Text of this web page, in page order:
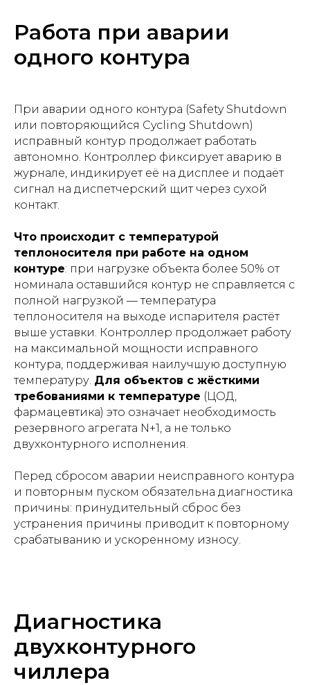
Работа при аварии
одного контура
При аварии одного контура (Safety Shutdown
или повторяющийся Cycling Shutdown)
исправный контур продолжает работать
автономно. Контроллер фиксирует аварию в
журнале, индикирует её на дисплее и подаёт
сигнал на диспетчерский щит через сухой
контакт.
Что происходит с температурой
теплоносителя при работе на одном
контуре: при нагрузке объекта более 50% от
номинала оставшийся контур не справляется с
полной нагрузкой — температура
теплоносителя на выходе испарителя растёт
выше уставки. Контроллер продолжает работу
на максимальной мощности исправного
контура, поддерживая наилучшую доступную
температуру. Для объектов с жёсткими
требованиями к температуре (ЦОД,
фармацевтика) это означает необходимость
резервного агрегата N+1, а не только
двухконтурного исполнения.
Перед сбросом аварии неисправного контура
и повторным пуском обязательна диагностика
причины: принудительный сброс без
устранения причины приводит к повторному
срабатыванию и ускоренному износу.
Диагностика
двухконтурного
чиллера